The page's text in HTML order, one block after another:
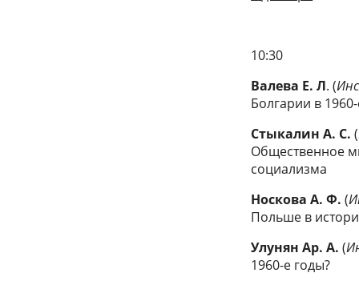
10:30
Валева Е. Л. (
Болгарии в
Стыкалин А. С. (
Общественное
социализма
Носкова А. Ф. (
Польше в
Улунян Ар. А. (
1960-е годы?